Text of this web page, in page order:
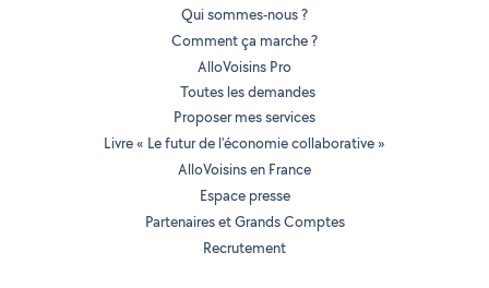
Qui sommes-nous ?
Comment ça marche ?
AlloVoisins Pro
Toutes les demandes
Proposer mes services
Livre « Le futur de l'économie collaborative »
AlloVoisins en France
Espace presse
Partenaires et Grands Comptes
Recrutement